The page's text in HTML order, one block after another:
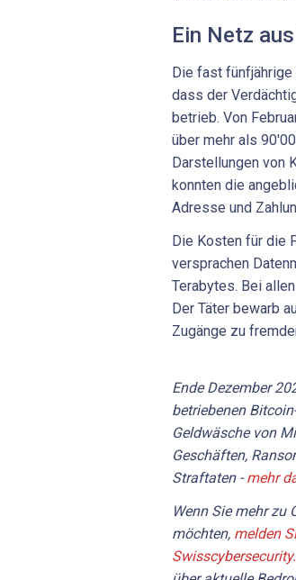
Ein Netz
Die fast fünfjährige
dass der
betrieb. Von
über mehr als
Darstellungen von
konnten die
Adresse und
Die Kosten für die
versprachen
Terabytes. Bei
Der Täter bewarb
Zugänge zu
Ende Dezember
betriebenen
Geldwäsche von
Geschäften,
Straftaten -mehr
Wenn Sie mehr zu
möchten, melden